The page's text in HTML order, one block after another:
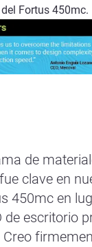
Fortus 450mc.
de
clave en
450mc en
de escritorio